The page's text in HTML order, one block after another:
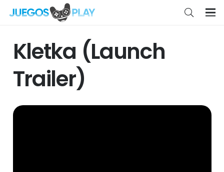
Kletka (Launch
Trailer)